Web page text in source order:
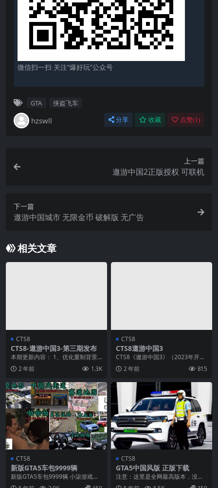
微信扫一扫 关注“爆好玩”公众号
GTA 侠盗飞车
hzswll 分享 收藏 点赞(1)
上一篇
遨游中国2正版授权 可联机
下一篇
遨游中国城市 无限金币 破解版 无广告
相关文章
CTS8
CTS8-遨游中国3-第三期发布
本期更新内容： 1、优化重制背景
大地图； 2、优化前面两期地图内
容； 3、更新桃...
2 年前 1.3K
CTS8
CTS8遨游中国3
CTS8《遨游中国3》（2023年开始
制作），开始内核版本：欧卡2V1.4
2，以...
2 年前 815
CTS8
新版GTA5车包9999辆
新版GTA5车包9999辆 小柒游戏平
台 新款车包升级 人物升级 功能升
CTS8
GTA5中国风版 正版下载
注意：这里是全网最高版本，没有
之一【小柒 制作】 修改版GTA5正